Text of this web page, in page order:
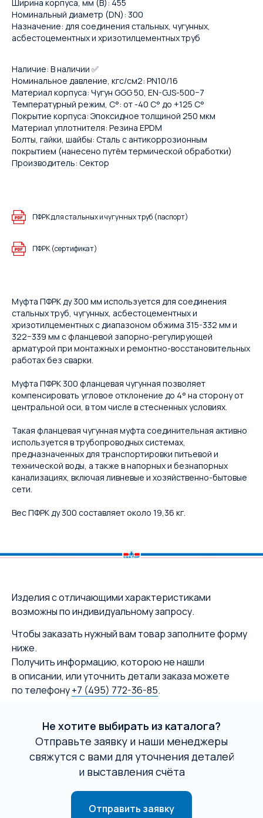
Ширина корпуса, мм (B): 455
Номинальный диаметр (DN): 300
Назначение: для соединения стальных, чугунных,
асбестоцементных и хризотилцементных труб
Наличие: В наличии ✅
Номинальное давление, кгс/см2: PN10/16
Материал корпуса: Чугун GGG 50, EN-GJS-500−7
Температурный режим, С°: от -40 С° до +125 С°
Покрытие корпуса: Эпоксидное толщиной 250 мкм
Материал уплотнителя: Резина EPDM
Болты, гайки, шайбы: Сталь с антикоррозионным
покрытием (нанесено путём термической обработки)
Производитель: Сектор
ПФРК для стальных и чугунных труб (паспорт)
ПФРК (сертификат)
Муфта ПФРК ду 300 мм используется для соединения
стальных труб, чугунных, асбестоцементных и
хризотилцементных с диапазоном обжима 315-332 мм и
322−339 мм с фланцевой запорно-регулирующей
арматурой при монтажных и ремонтно-восстановительных
работах без сварки.
Муфта ПФРК 300 фланцевая чугунная позволяет
компенсировать угловое отклонение до 4° на сторону от
центральной оси, в том числе в стесненных условиях.
Такая фланцевая чугунная муфта соединительная активно
используется в трубопроводных системах,
предназначенных для транспортировки питьевой и
технической воды, а также в напорных и безнапорных
канализациях, включая ливневые и хозяйственно-бытовые
сети.
Вес ПФРК ду 300 составляет около 19,36 кг.
Изделия с отличающими характеристиками
возможны по индивидуальному запросу.
Чтобы заказать нужный вам товар заполните форму
ниже.
Получить информацию, которою не нашли
в описании, или уточнить детали заказа можете
по телефону+7 (495) 772-36-85.
Не хотите выбирать из каталога?
Отправьте заявку и наши менеджеры
свяжутся с вами для уточнения деталей
и выставления счёта
Отправить заявку